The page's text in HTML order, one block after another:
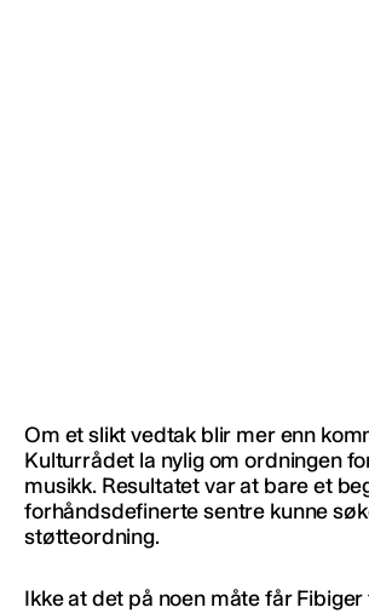
Om et slikt vedtak blir mer enn
Kulturrådet la nylig om ordningen
musikk. Resultatet var at bare et
forhåndsdefinerte sentre kunne
støtteordning.
Ikke at det på noen måte får